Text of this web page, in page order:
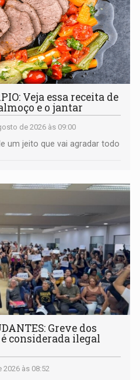
Veja essa receita de
e o jantar
de 2026 às 09:00
um jeito que vai agradar todo
Greve dos
considerada ilegal
às 08:52